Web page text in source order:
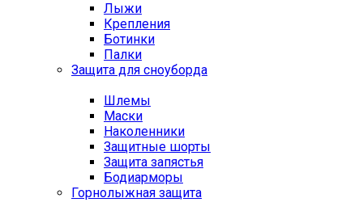
Лыжи
Крепления
Ботинки
Палки
Защита для сноуборда
Шлемы
Маски
Наколенники
Защитные шорты
Защита запястья
Бодиарморы
Горнолыжная защита